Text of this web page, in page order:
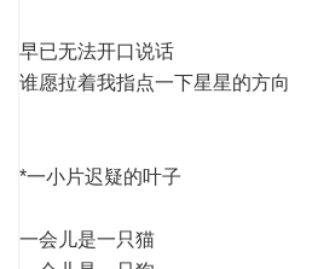
早已无法开口说话
谁愿拉着我指点一下星星的方向
*一小片迟疑的叶子
一会儿是一只猫